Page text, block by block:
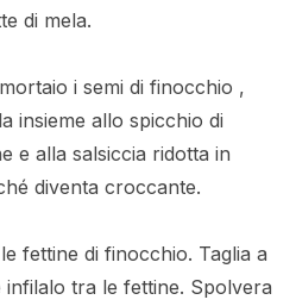
di mela.
i semi di finocchio ,
insieme allo spicchio di
e alla salsiccia ridotta in
diventa croccante.
fettine di finocchio. Taglia a
infilalo tra le fettine. Spolvera